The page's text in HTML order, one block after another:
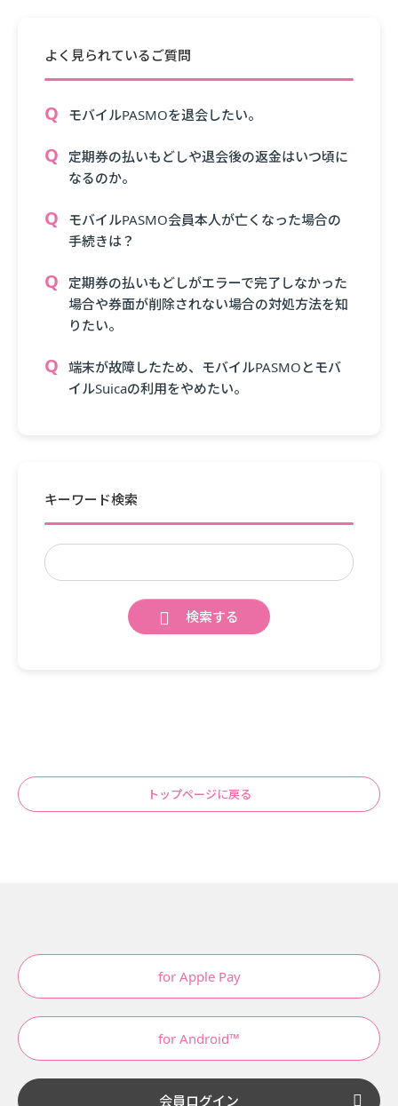
よく見られているご質問
モバイルPASMOを退会したい。
定期券の払いもどしや退会後の返金はいつ頃に
なるのか。
モバイルPASMO会員本人が亡くなった場合の
手続きは？
定期券の払いもどしがエラーで完了しなかった
場合や券面が削除されない場合の対処方法を知
りたい。
端末が故障したため、モバイルPASMOとモバ
イルSuicaの利用をやめたい。
キーワード検索
検索する
トップページに戻る
for Apple Pay
for Android™
会員ログイン